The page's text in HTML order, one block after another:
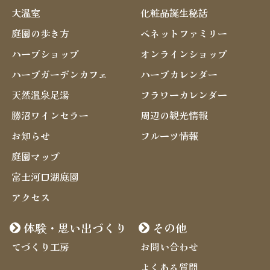
大温室
庭園の歩き方
ハーブショップ
ハーブガーデンカフェ
天然温泉足湯
勝沼ワインセラー
お知らせ
庭園マップ
富士河口湖庭園
アクセス
化粧品誕生秘話
ベネットファミリー
オンラインショップ
ハーブカレンダー
フラワーカレンダー
周辺の観光情報
フルーツ情報
体験・思い出づくり
てづくり工房
その他
お問い合わせ
よくある質問